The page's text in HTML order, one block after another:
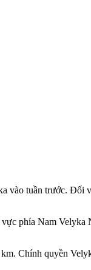
tuần trước.
phía Nam
Chính quyền